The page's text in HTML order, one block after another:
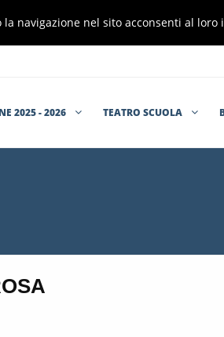
navigazione nel sito acconsenti al
2025 - 2026 TEATRO SCUOLA